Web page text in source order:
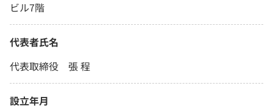
ビル7階
代表者氏名
代表取締役 張 程
設立年月